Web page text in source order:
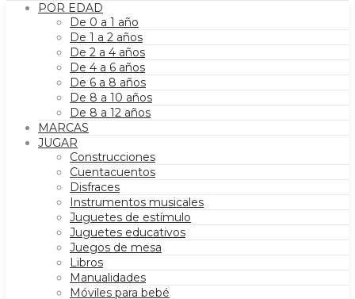
POR EDAD
De 0 a 1 año
De 1 a 2 años
De 2 a 4 años
De 4 a 6 años
De 6 a 8 años
De 8 a 10 años
De 8 a 12 años
MARCAS
JUGAR
Construcciones
Cuentacuentos
Disfraces
Instrumentos musicales
Juguetes de estímulo
Juguetes educativos
Juegos de mesa
Libros
Manualidades
Móviles para bebé